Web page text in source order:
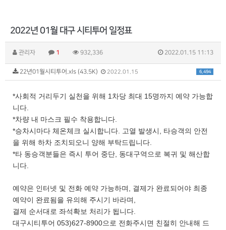
2022년 01월 대구 시티투어 일정표
관리자 1 932,336 2022.01.15 11:13
6,494
22년01월시티투어.xls (43.5K) 2022.01.15
*사회적 거리두기 실천을 위해 1차당 최대 15명까지 예약 가능합
니다.
*차량 내 마스크 필수 착용합니다.
*승차시마다 체온체크 실시합니다. 고열 발생시, 타승객의 안전
을 위해 하차 조치되오니 양해 부탁드립니다.
*타 동승객분들은 즉시 투어 중단, 동대구역으로 복귀 및 해산합
니다.
예약은 인터넷 및 전화 예약 가능하며, 결제가 완료되어야 최종
예약이 완료됨을 유의해 주시기 바라며,
결제 순서대로 좌석확보 처리가 됩니다.
대구시티투어 053)627-8900으로 전화주시면 친절히 안내해 드